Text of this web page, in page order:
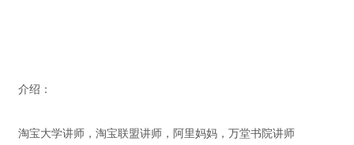
介绍：
淘宝大学讲师，淘宝联盟讲师，阿里妈妈，万堂书院讲师